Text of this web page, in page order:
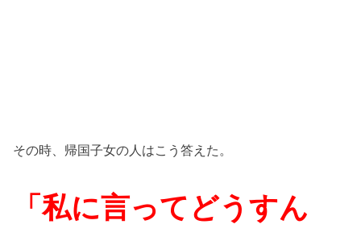
その時、帰国子女の人はこう答えた。
「私に言ってどうすん